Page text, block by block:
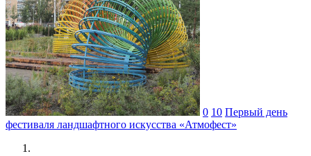
0 10 Первый день
фестиваля ландшафтного искусства «Атмофест»